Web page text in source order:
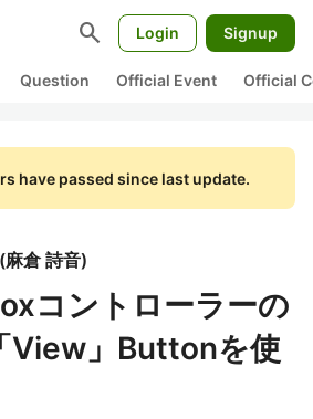
search Login Signup
Question Official Event Official
have passed since last update.
(麻倉 詩音)
コントローラーの
View」Buttonを使